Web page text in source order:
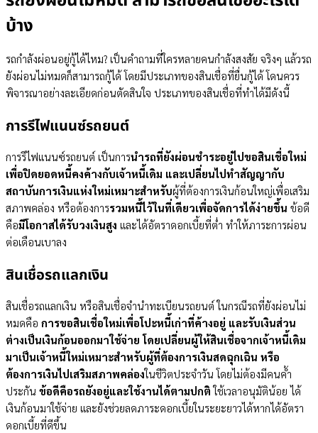
บ้าง
รถกำลังผ่อนอยู่กู้ได้ไหม? เป็นคำถามที่ใครหลายคนกำลังสงสัย จริงๆ แล้วรถ
ยังผ่อนไม่หมดก็สามารถกู้ได้ โดยมีประเภทของสินเชื่อที่ยื่นกู้ได้ โดนควร
พิจารณาอย่างละเอียดก่อนตัดสินใจ ประเภทของสินเชื่อที่ทำได้มีดังนี้
การรีไฟแนนซ์รถยนต์
การรีไฟแนนซ์รถยนต์ เป็นการนำรถที่ยังผ่อนชำระอยู่ไปขอสินเชื่อใหม่
เพื่อปิดยอดหนี้คงค้างกับเจ้าหนี้เดิม และเปลี่ยนไปทำสัญญากับ
สถาบันการเงินแห่งใหม่เหมาะสำหรับผู้ที่ต้องการเงินก้อนใหญ่เพื่อเสริม
สภาพคล่อง หรือต้องการรวมหนี้ไว้ในที่เดียวเพื่อจัดการได้ง่ายขึ้น ข้อดี
คือมีโอกาสได้รับวงเงินสูง และได้อัตราดอกเบี้ยที่ต่ำ ทำให้ภาระการผ่อน
ต่อเดือนเบาลง
สินเชื่อรถแลกเงิน
สินเชื่อรถแลกเงิน หรือสินเชื่อจำนำทะเบียนรถยนต์ ในกรณีรถที่ยังผ่อนไม่
หมดคือ การขอสินเชื่อใหม่เพื่อโปะหนี้เก่าที่ค้างอยู่ และรับเงินส่วน
ต่างเป็นเงินก้อนออกมาใช้จ่าย โดยเปลี่ยนผู้ให้สินเชื่อจากเจ้าหนี้เดิม
มาเป็นเจ้าหนี้ใหม่เหมาะสำหรับผู้ที่ต้องการเงินสดฉุกเฉิน หรือ
ต้องการเงินไปเสริมสภาพคล่องในชีวิตประจำวัน โดยไม่ต้องมีคนค้ำ
ประกัน ข้อดีคือรถยังอยู่และใช้งานได้ตามปกติ ใช้เวลาอนุมัติน้อย ได้
เงินก้อนมาใช้จ่าย และยังช่วยลดภาระดอกเบี้ยในระยะยาวได้หากได้อัตรา
ดอกเบี้ยที่ดีขึ้น